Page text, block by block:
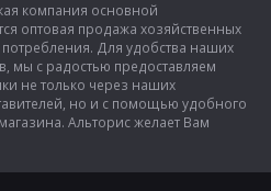
компания основной
оптовая продажа хозяйственных
Для удобства наших
мы с радостью предоставляем
не только через наших
но и с помощью удобного
Альторис желает Вам